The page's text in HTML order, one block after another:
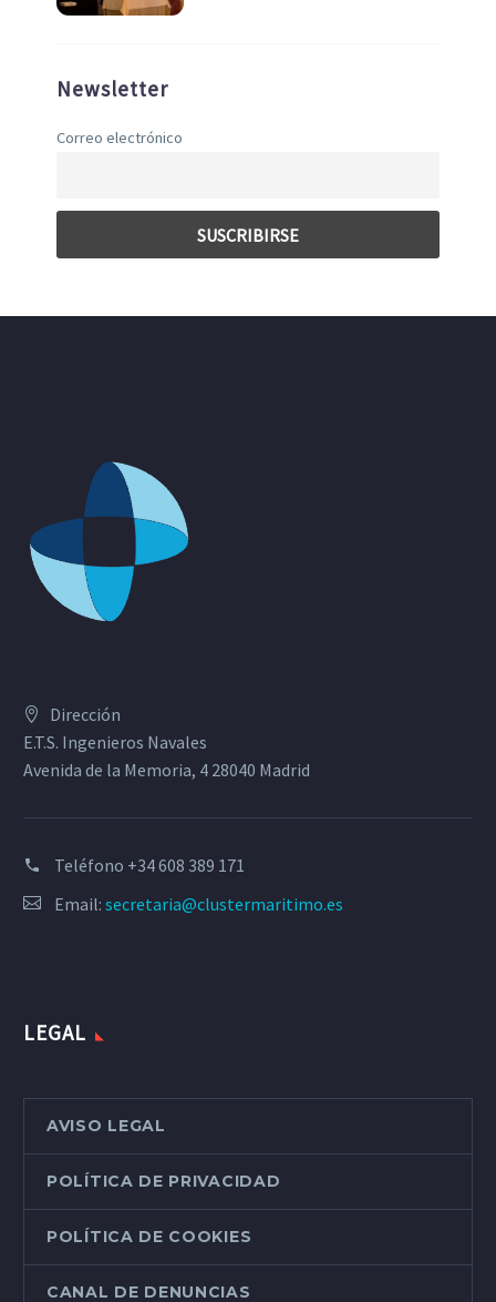
Newsletter
Correo electrónico
Dirección
E.T.S. Ingenieros Navales
Avenida de la Memoria, 4 28040 Madrid
Teléfono +34 608 389 171
Email: secretaria@clustermaritimo.es
LEGAL
AVISO LEGAL
POLÍTICA DE PRIVACIDAD
POLÍTICA DE COOKIES
CANAL DE DENUNCIAS